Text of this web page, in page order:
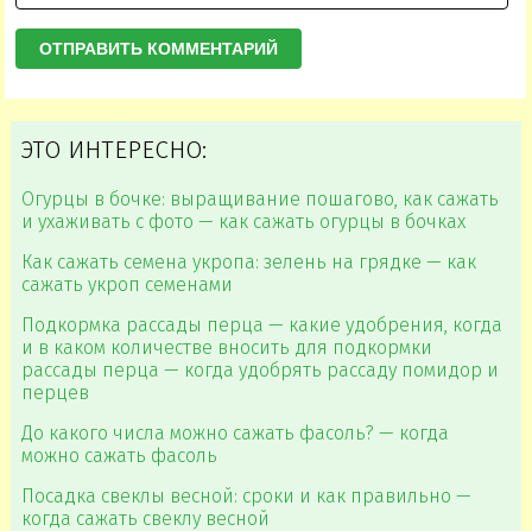
ЭТО ИНТЕРЕСНО:
Огурцы в бочке: выращивание пошагово, как сажать
и ухаживать с фото — как сажать огурцы в бочках
Как сажать семена укропа: зелень на грядке — как
сажать укроп семенами
Подкормка рассады перца — какие удобрения, когда
и в каком количестве вносить для подкормки
рассады перца — когда удобрять рассаду помидор и
перцев
До какого числа можно сажать фасоль? — когда
можно сажать фасоль
Посадка свеклы весной: сроки и как правильно —
когда сажать свеклу весной